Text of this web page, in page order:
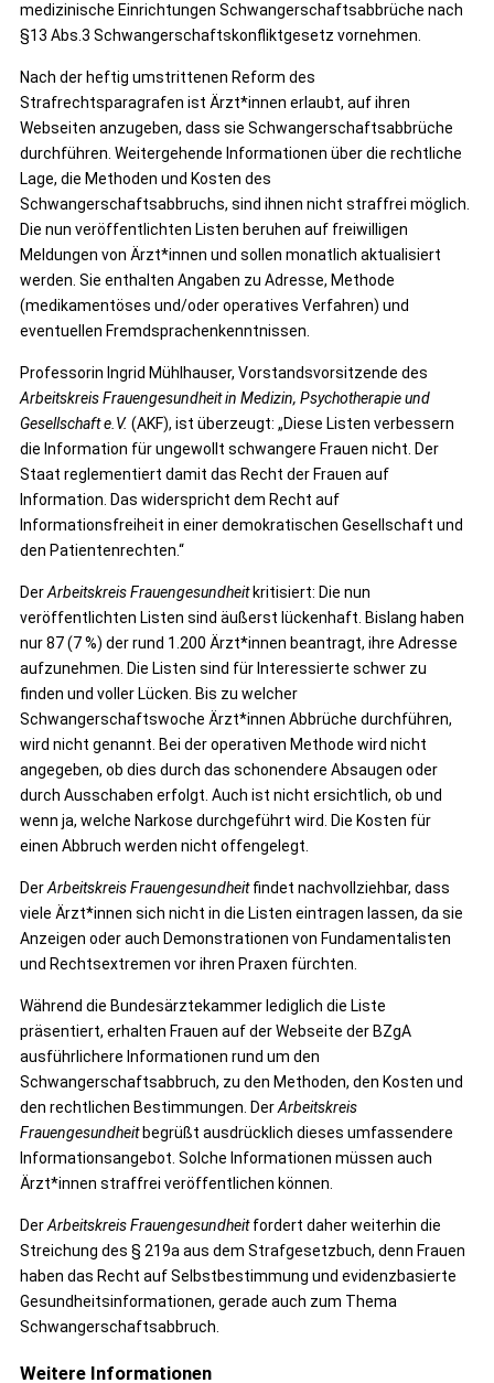
medizinische Einrichtungen Schwangerschaftsabbrüche nach
§13 Abs.3 Schwangerschaftskonfliktgesetz vornehmen.
Nach der heftig umstrittenen Reform des
Strafrechtsparagrafen ist Ärzt*innen erlaubt, auf ihren
Webseiten anzugeben, dass sie Schwangerschaftsabbrüche
durchführen. Weitergehende Informationen über die rechtliche
Lage, die Methoden und Kosten des
Schwangerschaftsabbruchs, sind ihnen nicht straffrei möglich.
Die nun veröffentlichten Listen beruhen auf freiwilligen
Meldungen von Ärzt*innen und sollen monatlich aktualisiert
werden. Sie enthalten Angaben zu Adresse, Methode
(medikamentöses und/oder operatives Verfahren) und
eventuellen Fremdsprachenkenntnissen.
Professorin Ingrid Mühlhauser, Vorstandsvorsitzende des
Arbeitskreis Frauengesundheitin Medizin, Psychotherapie und
Gesellschaft e.V. (AKF), ist überzeugt: „Diese Listen verbessern
die Information für ungewollt schwangere Frauen nicht. Der
Staat reglementiert damit das Recht der Frauen auf
Information. Das widerspricht dem Recht auf
Informationsfreiheit in einer demokratischen Gesellschaft und
den Patientenrechten.“
DerArbeitskreis Frauengesundheitkritisiert: Die nun
veröffentlichten Listen sind äußerst lückenhaft. Bislang haben
nur 87 (7 %) der rund 1.200 Ärzt*innen beantragt, ihre Adresse
aufzunehmen. Die Listen sind für Interessierte schwer zu
finden und voller Lücken. Bis zu welcher
Schwangerschaftswoche Ärzt*innen Abbrüche durchführen,
wird nicht genannt. Bei der operativen Methode wird nicht
angegeben, ob dies durch das schonendere Absaugen oder
durch Ausschaben erfolgt. Auch ist nicht ersichtlich, ob und
wenn ja, welche Narkose durchgeführt wird. Die Kosten für
einen Abbruch werden nicht offengelegt.
DerArbeitskreis Frauengesundheitfindet nachvollziehbar, dass
viele Ärzt*innen sich nicht in die Listen eintragen lassen, da sie
Anzeigen oder auch Demonstrationen von Fundamentalisten
und Rechtsextremen vor ihren Praxen fürchten.
Während die Bundesärztekammer lediglich die Liste
präsentiert, erhalten Frauen auf der Webseite der BZgA
ausführlichere Informationen rund um den
Schwangerschaftsabbruch, zu den Methoden, den Kosten und
den rechtlichen Bestimmungen. DerArbeitskreis
Frauengesundheitbegrüßt ausdrücklich dieses umfassendere
Informationsangebot. Solche Informationen müssen auch
Ärzt*innen straffrei veröffentlichen können.
DerArbeitskreis Frauengesundheitfordert daher weiterhin die
Streichung des § 219a aus dem Strafgesetzbuch, denn Frauen
haben das Recht auf Selbstbestimmung und evidenzbasierte
Gesundheitsinformationen, gerade auch zum Thema
Schwangerschaftsabbruch.
Weitere Informationen